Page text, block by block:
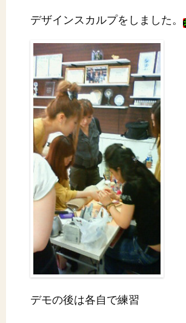
デザインスカルプをしました。
デモの後は各自で練習